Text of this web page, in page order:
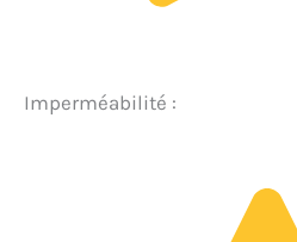
Imperméabilité :